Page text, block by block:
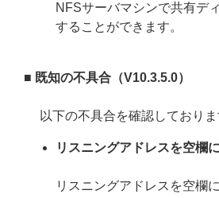
NFSサーバマシンで共有デ
することができます。
■ 既知の不具合（V10.3.5.0）
以下の不具合を確認しておりま
リスニングアドレスを空欄
リスニングアドレスを空欄